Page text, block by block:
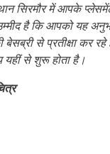
सिरमौर में आपके
है कि आपको यह
बेसब्री से प्रतीक्षा कर
यहीं से शुरू होता है।